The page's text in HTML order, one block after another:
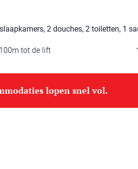
2 douches, 2 toiletten, 1
tot de lift
lopen snel vol.